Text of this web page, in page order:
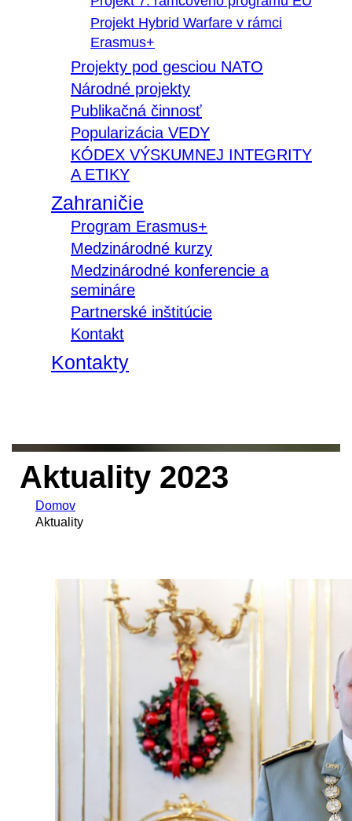
Projekt Hybrid Warfare v rámci
Erasmus+
Projekty pod gesciou NATO
Národné projekty
Publikačná činnosť
Popularizácia VEDY
KÓDEX VÝSKUMNEJ INTEGRITY
A ETIKY
Zahraničie
Program Erasmus+
Medzinárodné kurzy
Medzinárodné konferencie a
semináre
Partnerské inštitúcie
Kontakt
Kontakty
Aktuality 2023
Domov
Aktuality